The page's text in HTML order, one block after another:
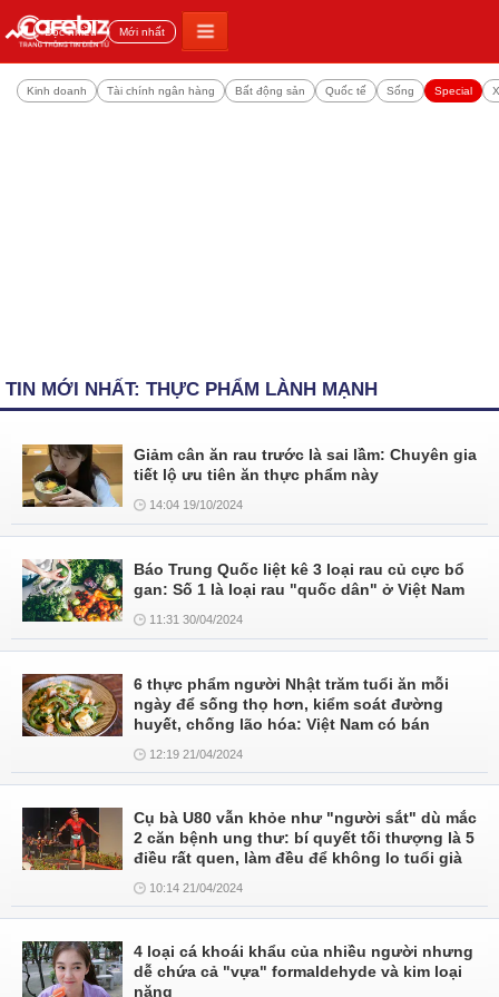
Đọc nhiều Mới nhất
Kinh doanh Tài chính ngân hàng Bất động sản Quốc tế Sống Special
TIN MỚI NHẤT: THỰC PHẨM LÀNH MẠNH
Giảm cân ăn rau trước là sai lầm: Chuyên gia
tiết lộ ưu tiên ăn thực phẩm này
14:04 19/10/2024
Báo Trung Quốc liệt kê 3 loại rau củ cực bổ
gan: Số 1 là loại rau "quốc dân" ở Việt Nam
11:31 30/04/2024
6 thực phẩm người Nhật trăm tuổi ăn mỗi
ngày để sống thọ hơn, kiểm soát đường
huyết, chống lão hóa: Việt Nam có bán
12:19 21/04/2024
Cụ bà U80 vẫn khỏe như "người sắt" dù mắc
2 căn bệnh ung thư: bí quyết tối thượng là 5
điều rất quen, làm đều để không lo tuổi già
10:14 21/04/2024
4 loại cá khoái khẩu của nhiều người nhưng
dễ chứa cả "vựa" formaldehyde và kim loại
nặng